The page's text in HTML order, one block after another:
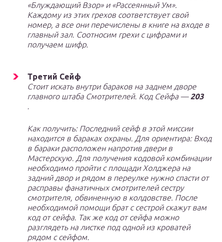
«Блуждающий Взор» и «Рассеянный Ум».
Каждому из этих грехов соответствует свой
номер, а все они перечислены в книге на входе в
главный зал. Соотносим грехи с цифрами и
получаем шифр.
Третий Сейф
Cтоит искать внутри бараков на заднем дворе
главного штаба Смотрителей. Код Сейфа — 203
.
Как получить: Последний сейф в этой миссии
находится в бараках охраны. Для ориентира: Вход
в бараки расположен напротив двери в
Мастерскую. Для получения кодовой комбинации
необходимо пройти с площади Холджера на
задний двор и рядом в переулке нужно спасти от
расправы фанатичных смотрителей сестру
смотрителя, обвиненную в колдовстве. После
необходимой помощи брат с сестрой скажут вам
код от сейфа. Так же код от сейфа можно
разглядеть на листке под одной из кроватей
рядом с сейфом.